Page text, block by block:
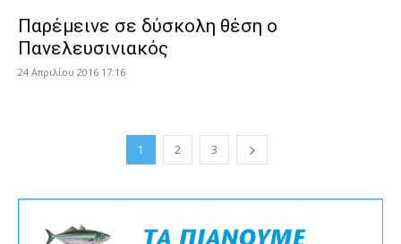
Παρέμεινε σε δύσκολη θέση ο
Πανελευσινιακός
24 Απριλίου 2016 17:16
1 2 3